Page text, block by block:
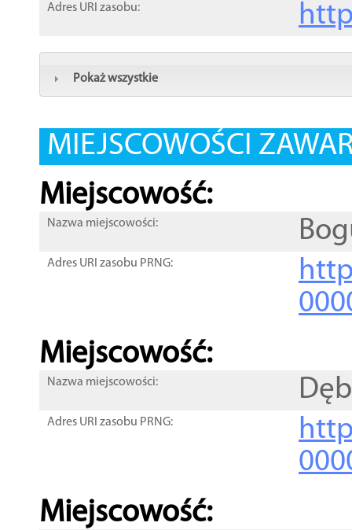
Adres URI zasobu:
Pokaż wszystkie
MIEJSCOWOŚCI
Miejscowość:
Nazwa miejscowości:
Adres URI zasobu PRNG:
Miejscowość:
Nazwa miejscowości:
Adres URI zasobu PRNG:
Miejscowość: